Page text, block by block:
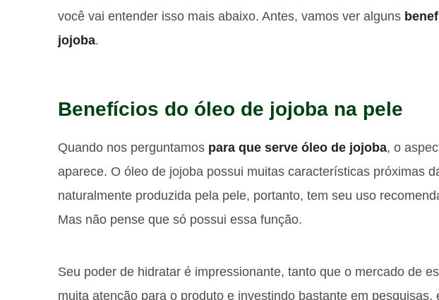
você vai entender isso mais abaixo. Antes, vamos ver alguns
jojoba.
Benefícios do óleo de jojoba na pele
Quando nos perguntamos para que serve óleo de jojoba, o
aparece. O óleo de jojoba possui muitas características próximas
naturalmente produzida pela pele, portanto, tem seu uso
Mas não pense que só possui essa função.
Seu poder de hidratar é impressionante, tanto que o mercado de
muita atenção para o produto e investindo bastante em pesquisas,